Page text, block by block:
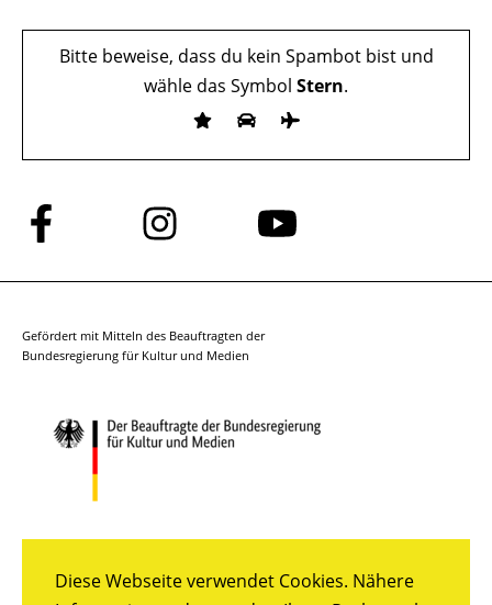
Diese Webseite verwendet Cookies. Nähere
Bitte beweise, dass du kein Spambot bist und
wähle das Symbol Stern.
Folge
uns
auf
Folge
uns
auf
Folge
auf
Gefördert mit Mitteln des Beauftragten der
Bundesregierung für Kultur und Medien